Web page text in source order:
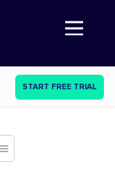
Abre a navegação
START FREE TRIAL